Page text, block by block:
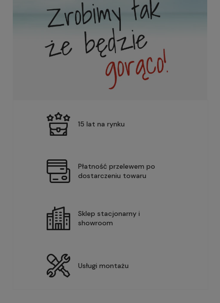
15 lat na rynku
Płatność przelewem po
dostarczeniu towaru
Sklep stacjonarny i
showroom
Usługi montażu